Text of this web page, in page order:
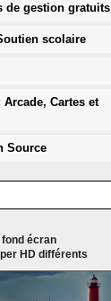
de gestion gratuits
scolaire
Arcade, Cartes et
Source
écran
HD différents